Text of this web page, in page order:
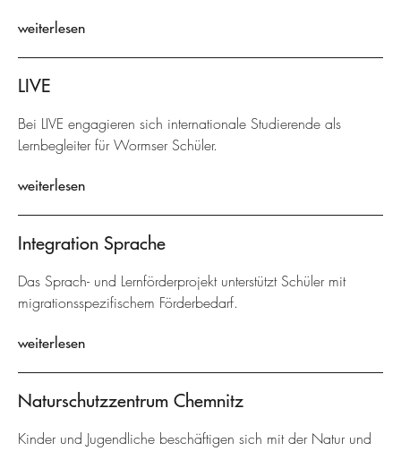
weiterlesen
LIVE
Bei LIVE engagieren sich internationale Studierende als
Lernbegleiter für Wormser Schüler.
weiterlesen
Integration Sprache
Das Sprach- und Lernförderprojekt unterstützt Schüler mit
migrationsspezifischem Förderbedarf.
weiterlesen
Naturschutzzentrum Chemnitz
Kinder und Jugendliche beschäftigen sich mit der Natur und